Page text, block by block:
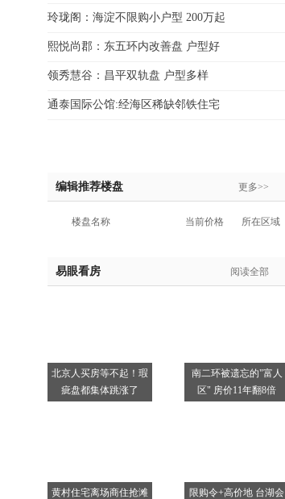
玲珑阁：海淀不限购小户型 200万起
熙悦尚郡：东五环内改善盘 户型好
领秀慧谷：昌平双轨盘 户型多样
通泰国际公馆:经海区稀缺邻铁住宅
编辑推荐楼盘 更多>>
楼盘名称 当前价格 所在区域
易眼看房 阅读全部
北京人买房等不起！瑕
疵盘都集体跳涨了
南二环被遗忘的"富人
区" 房价11年翻8倍
黄村住宅离场商住抢滩
限购令+高价地 台湖会